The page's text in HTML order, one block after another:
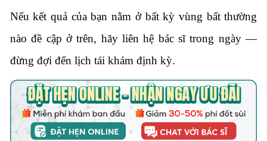
Nếu kết quả của bạn nằm ở bất kỳ vùng bất thường
nào đề cập ở trên, hãy liên hệ bác sĩ trong ngày —
đừng đợi đến lịch tái khám định kỳ.